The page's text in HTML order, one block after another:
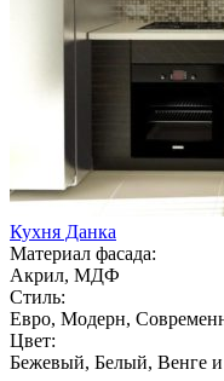
Кухня Данка
Материал фасада:
Акрил, МДФ
Стиль:
Евро, Модерн,
Цвет:
Бежевый, Белый, Венге и